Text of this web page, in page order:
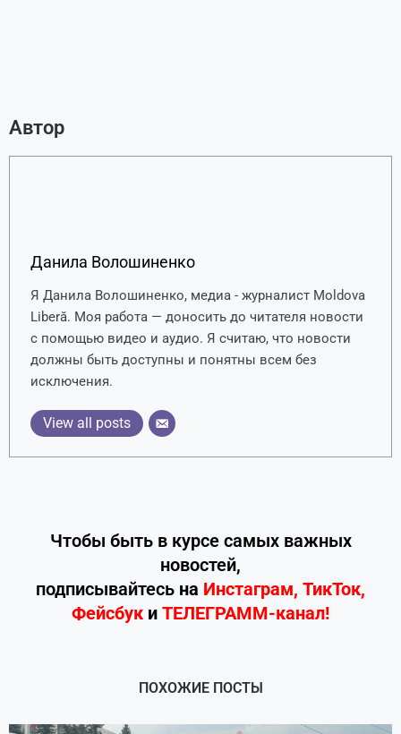
Автор
Данила Волошиненко
Я Данила Волошиненко, медиа - журналист Moldova
Liberă. Моя работа — доносить до читателя новости
с помощью видео и аудио. Я считаю, что новости
должны быть доступны и понятны всем без
исключения.
View all posts
Чтобы быть в курсе самых важных
новостей,
подписывайтесь на Инстаграм, ТикТок,
Фейсбук и ТЕЛЕГРАММ-канал!
ПОХОЖИЕ ПОСТЫ